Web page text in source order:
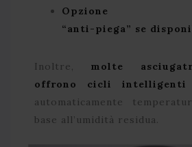
Opzione
“anti-piega” se
Inoltre, molte
offrono cicli intelligenti
automaticamente
base all’umidità residua.